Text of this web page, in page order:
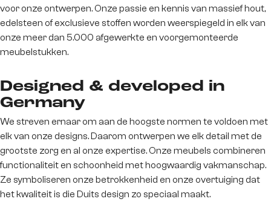
voor onze ontwerpen. Onze passie en kennis van massief hout,
edelsteen of exclusieve stoffen worden weerspiegeld in elk van
onze meer dan 5.000 afgewerkte en voorgemonteerde
meubelstukken.
Designed & developed in
Germany
We streven ernaar om aan de hoogste normen te voldoen met
elk van onze designs. Daarom ontwerpen we elk detail met de
grootste zorg en al onze expertise. Onze meubels combineren
functionaliteit en schoonheid met hoogwaardig vakmanschap.
Ze symboliseren onze betrokkenheid en onze overtuiging dat
het kwaliteit is die Duits design zo speciaal maakt.